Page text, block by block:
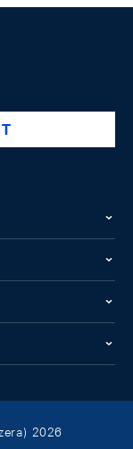
swiss-national-
2026